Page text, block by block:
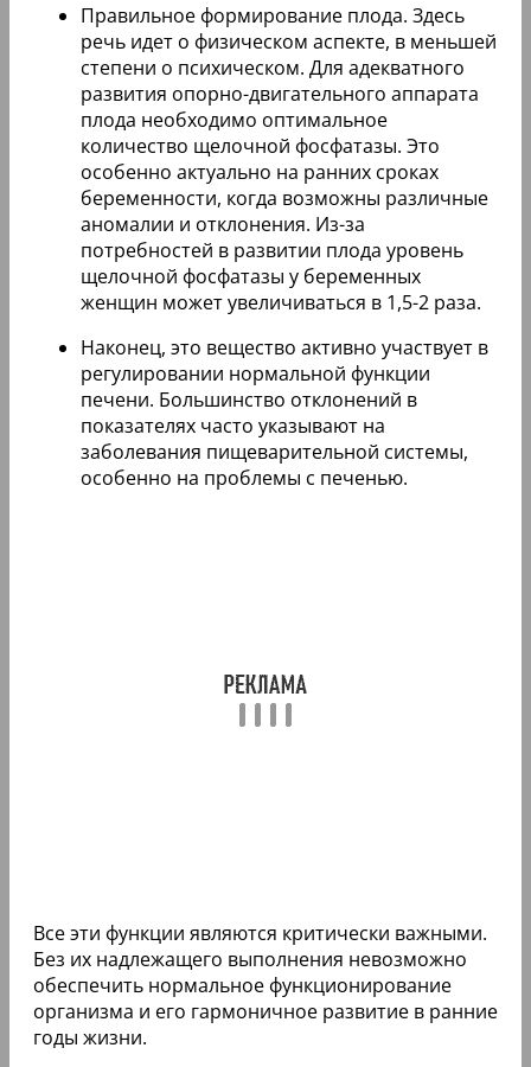
Правильное формирование плода. Здесь
речь идет о физическом аспекте, в меньшей
степени о психическом. Для адекватного
развития опорно-двигательного аппарата
плода необходимо оптимальное
количество щелочной фосфатазы. Это
особенно актуально на ранних сроках
беременности, когда возможны различные
аномалии и отклонения. Из-за
потребностей в развитии плода уровень
щелочной фосфатазы у беременных
женщин может увеличиваться в 1,5-2 раза.
Наконец, это вещество активно участвует в
регулировании нормальной функции
печени. Большинство отклонений в
показателях часто указывают на
заболевания пищеварительной системы,
особенно на проблемы с печенью.
Все эти функции являются критически важными.
Без их надлежащего выполнения невозможно
обеспечить нормальное функционирование
организма и его гармоничное развитие в ранние
годы жизни.